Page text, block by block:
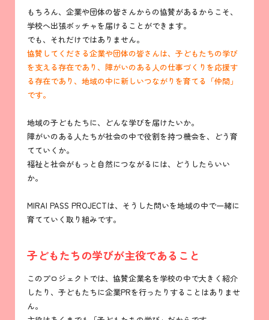
もちろん、企業や団体の皆さんからの協賛があるからこそ、
学校へ出張ボッチャを届けることができます。
でも、それだけではありません。
協賛してくださる企業や団体の皆さんは、子どもたちの学び
を支える存在であり、障がいのある人の仕事づくりを応援す
る存在であり、地域の中に新しいつながりを育てる「仲間」
です。
地域の子どもたちに、どんな学びを届けたいか。
障がいのある人たちが社会の中で役割を持つ機会を、どう育
てていくか。
福祉と社会がもっと自然につながるには、どうしたらいい
か。
MIRAI PASS PROJECTは、そうした問いを地域の中で一緒に
育てていく取り組みです。
子どもたちの学びが主役であること
このプロジェクトでは、協賛企業名を学校の中で大きく紹介
したり、子どもたちに企業PRを行ったりすることはありませ
ん。